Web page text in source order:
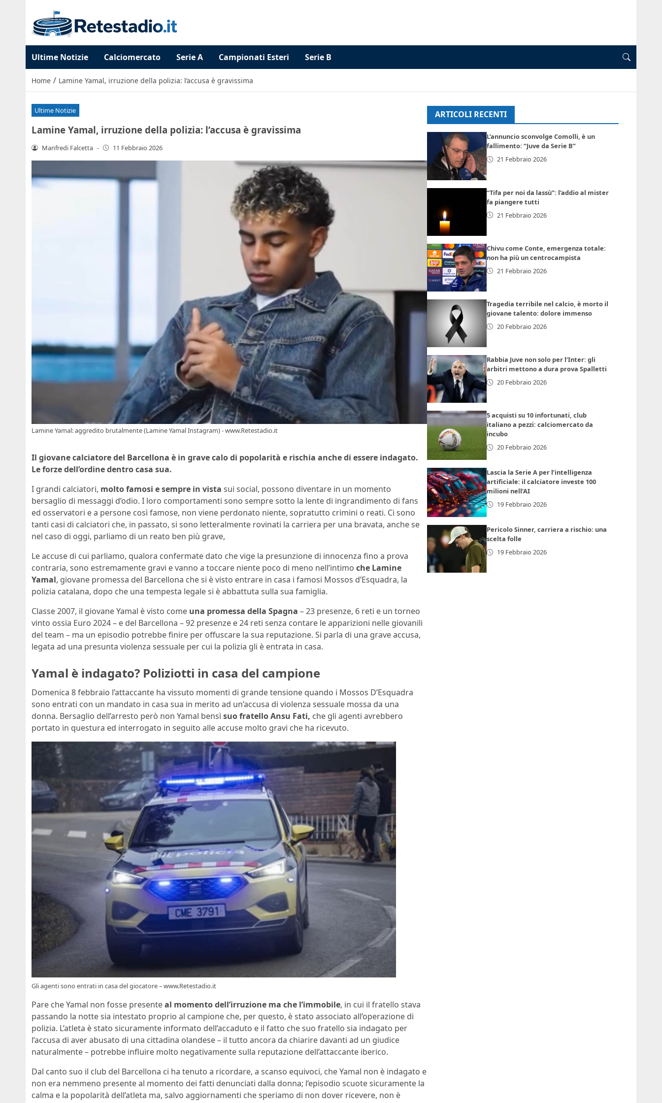
Ultime Notizie Calciomercato Serie A Campionati Esteri Serie B
Home / Lamine Yamal, irruzione della polizia: l’accusa è gravissima
Ultime Notizie
Lamine Yamal, irruzione della polizia: l’accusa è gravissima
Manfredi Falcetta - 11 Febbraio 2026
Lamine Yamal: aggredito brutalmente (Lamine Yamal Instagram) - www.Retestadio.it
Il giovane calciatore del Barcellona è in grave calo di popolarità e rischia anche di essere indagato.
Le forze dell’ordine dentro casa sua.
I grandi calciatori, molto famosi e sempre in vista sui social, possono diventare in un momento
bersaglio di messaggi d’odio. I loro comportamenti sono sempre sotto la lente di ingrandimento di fans
ed osservatori e a persone così famose, non viene perdonato niente, sopratutto crimini o reati. Ci sono
tanti casi di calciatori che, in passato, si sono letteralmente rovinati la carriera per una bravata, anche se
nel caso di oggi, parliamo di un reato ben più grave,
Le accuse di cui parliamo, qualora confermate dato che vige la presunzione di innocenza fino a prova
contraria, sono estremamente gravi e vanno a toccare niente poco di meno nell’intimo che Lamine
Yamal, giovane promessa del Barcellona che si è visto entrare in casa i famosi Mossos d’Esquadra, la
polizia catalana, dopo che una tempesta legale si è abbattuta sulla sua famiglia.
Classe 2007, il giovane Yamal è visto come una promessa della Spagna – 23 presenze, 6 reti e un torneo
vinto ossia Euro 2024 – e del Barcellona – 92 presenze e 24 reti senza contare le apparizioni nelle giovanili
del team – ma un episodio potrebbe finire per offuscare la sua reputazione. Si parla di una grave accusa,
legata ad una presunta violenza sessuale per cui la polizia gli è entrata in casa.
Yamal è indagato? Poliziotti in casa del campione
Domenica 8 febbraio l’attaccante ha vissuto momenti di grande tensione quando i Mossos D’Esquadra
sono entrati con un mandato in casa sua in merito ad un’accusa di violenza sessuale mossa da una
donna. Bersaglio dell’arresto però non Yamal bensì suo fratello Ansu Fati, che gli agenti avrebbero
portato in questura ed interrogato in seguito alle accuse molto gravi che ha ricevuto.
Gli agenti sono entrati in casa del giocatore – www.Retestadio.it
Pare che Yamal non fosse presenteal momento dell’irruzione ma che l’immobile, in cui il fratello stava
passando la notte sia intestato proprio al campione che, per questo, è stato associato all’operazione di
polizia. L’atleta è stato sicuramente informato dell’accaduto e il fatto che suo fratello sia indagato per
l’accusa di aver abusato di una cittadina olandese – il tutto ancora da chiarire davanti ad un giudice
naturalmente – potrebbe influire molto negativamente sulla reputazione dell’attaccante iberico.
Dal canto suo il club del Barcellona ci ha tenuto a ricordare, a scanso equivoci, che Yamal non è indagato e
non era nemmeno presente al momento dei fatti denunciati dalla donna; l’episodio scuote sicuramente la
calma e la popolarità dell’atleta ma, salvo aggiornamenti che speriamo di non dover ricevere, non è
ARTICOLI RECENTI
L’annuncio sconvolge Comolli, è un
fallimento: “Juve da Serie B”
21 Febbraio 2026
“Tifa per noi da lassù”: l’addio al mister
fa piangere tutti
21 Febbraio 2026
Chivu come Conte, emergenza totale:
non ha più un centrocampista
21 Febbraio 2026
Tragedia terribile nel calcio, è morto il
giovane talento: dolore immenso
20 Febbraio 2026
Rabbia Juve non solo per l’Inter: gli
arbitri mettono a dura prova Spalletti
20 Febbraio 2026
5 acquisti su 10 infortunati, club
italiano a pezzi: calciomercato da
incubo
20 Febbraio 2026
Lascia la Serie A per l’intelligenza
artificiale: il calciatore investe 100
milioni nell’AI
19 Febbraio 2026
Pericolo Sinner, carriera a rischio: una
scelta folle
19 Febbraio 2026